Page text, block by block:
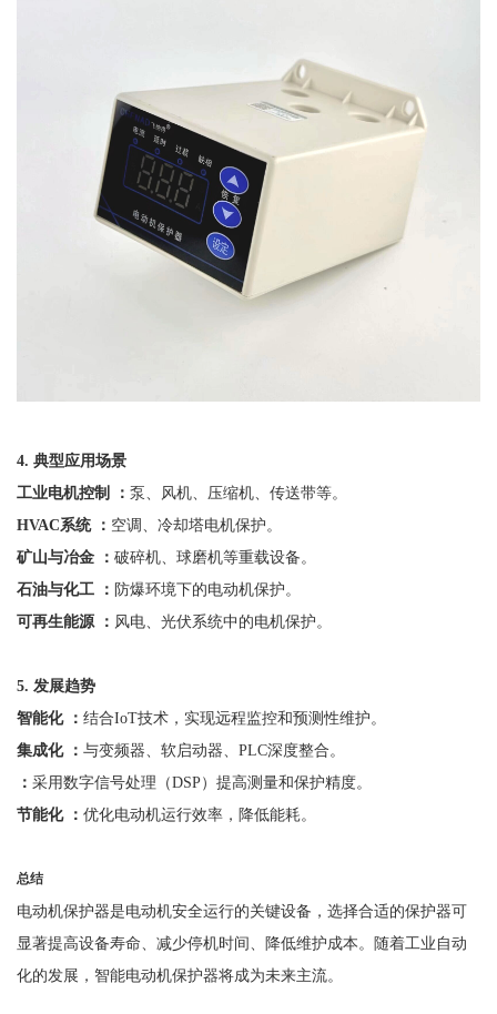
4. 典型应用场景
工业电机控制
： 泵、风机、压缩机、传送带等。
HVAC系统 ： 空调、冷却塔电机保护。
矿山与冶金
： 破碎机、球磨机等重载设备。
石油与化工
： 防爆环境下的电动机保护。
可再生能源
： 风电、光伏系统中的电机保护。
5. 发展趋势
智能化
： 结合IoT技术，实现远程监控和预测性维护。
集成化
： 与变频器、软启动器、 PLC深度整合。
： 采用数字信号处理（DSP）提高测量和保护精度。
节能化
： 优化电动机运行效率，降低能耗。
总结
电动机保护器是电动机安全运行的关键设备，选择合适的保护器可
显著提高设备寿命、减少停机时间、降低维护成本。随着工业自动
化的发展，智能电动机保护器将成为未来主流。